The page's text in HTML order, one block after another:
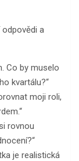
a
Co by muselo
kvartálu?“
moji roli,
rovnou
je realistická